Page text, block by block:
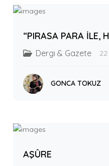
“PIRASA PARA İLE,
Dergi & Gazete
GONCA TOKUZ
AŞÛRE